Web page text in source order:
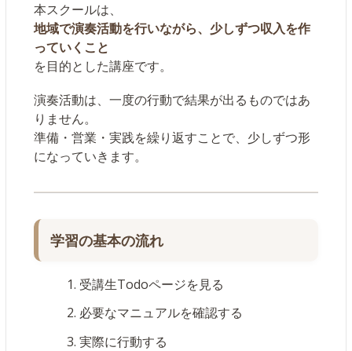
本スクールは、
地域で演奏活動を行いながら、少しずつ収入を作
っていくこと
を目的とした講座です。
演奏活動は、一度の行動で結果が出るものではあ
りません。
準備・営業・実践を繰り返すことで、少しずつ形
になっていきます。
学習の基本の流れ
受講生Todoページを見る
必要なマニュアルを確認する
実際に行動する